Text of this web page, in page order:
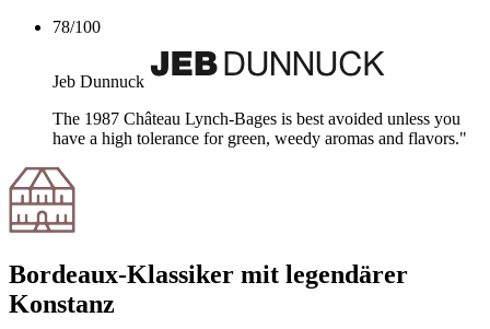
78/100
Jeb Dunnuck
The 1987 Château Lynch-Bages is best avoided unless you
have a high tolerance for green, weedy aromas and flavors."
Bordeaux-Klassiker mit legendärer
Konstanz